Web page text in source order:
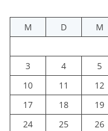
M
D M
3
4 5
10
11 12
17
18 19
24
25 26